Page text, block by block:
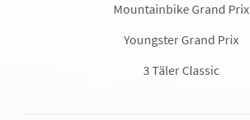
Mountainbike Grand Prix
Youngster Grand Prix
3 Täler Classic